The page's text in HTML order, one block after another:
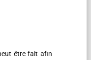
être fait afin